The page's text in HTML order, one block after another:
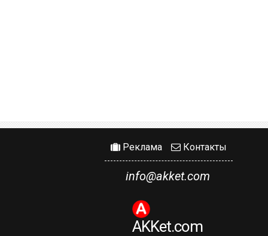
Реклама Контакты
info@akket.com
AKKet.com